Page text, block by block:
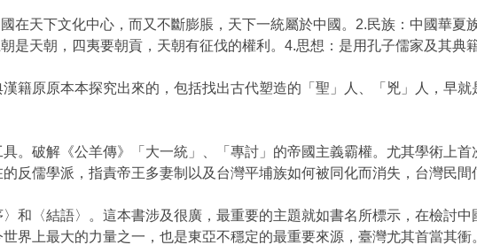
在天下文化中心，而又不斷膨脹，天下一統屬於中國。2.民族：中國華
是天朝，四夷要朝貢，天朝有征伐的權利。4.思想：是用孔子儒家及其典
籍原原本本探究出來的，包括找出古代塑造的「聖」人、「兇」人，早
。破解《公羊傳》「大一統」、「專討」的帝國主義霸權。尤其學術上
反儒學派，指責帝王多妻制以及台灣平埔族如何被同化而消失，台灣民
和〈結語〉。這本書涉及很廣，最重要的主題就如書名所標示，在檢討
界上最大的力量之一，也是東亞不穩定的最重要來源，臺灣尤其首當其